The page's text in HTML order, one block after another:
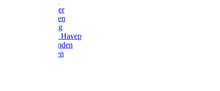
Bodywarmer
Werkbroeken
Zaagkleding
Werkjassen Havep
Thermohemden
Overhemden